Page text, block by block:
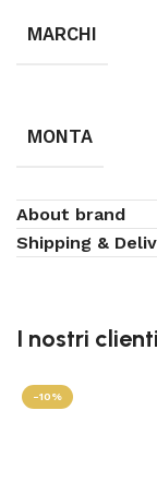
MARCHI
MONTA
About brand
Shipping &
I nostri
-10%